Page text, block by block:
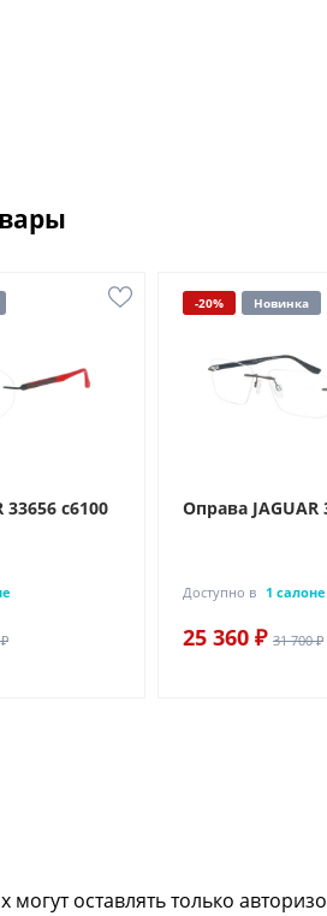
33656 c6100
-20% Новинка
Оправа JAGUAR
Доступно в 1 салоне
25 360 ₽ 31 700 ₽
могут оставлять только